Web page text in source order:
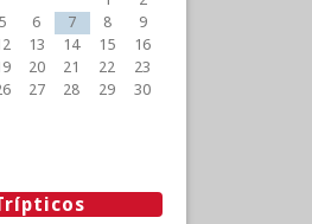
5 6 7 8
9
13 14 15
16
20 21 22
23
27 28 29
30